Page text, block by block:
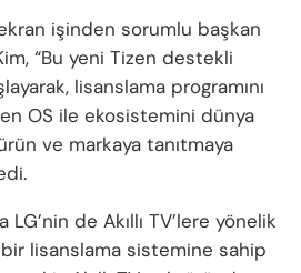
işinden sorumlu başkan
“Bu yeni Tizen destekli
lisanslama programını
OS ile ekosistemini dünya
ve markaya tanıtmaya
LG’nin de Akıllı TV’lere yönelik
lisanslama sistemine sahip